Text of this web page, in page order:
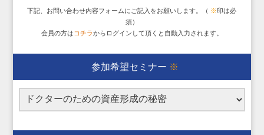
下記、お問い合わせ内容フォームにご記入をお願いします。（ ※印は必
須）
会員の方は コチラからログインして頂くと自動入力されます。
参加希望セミナー ※